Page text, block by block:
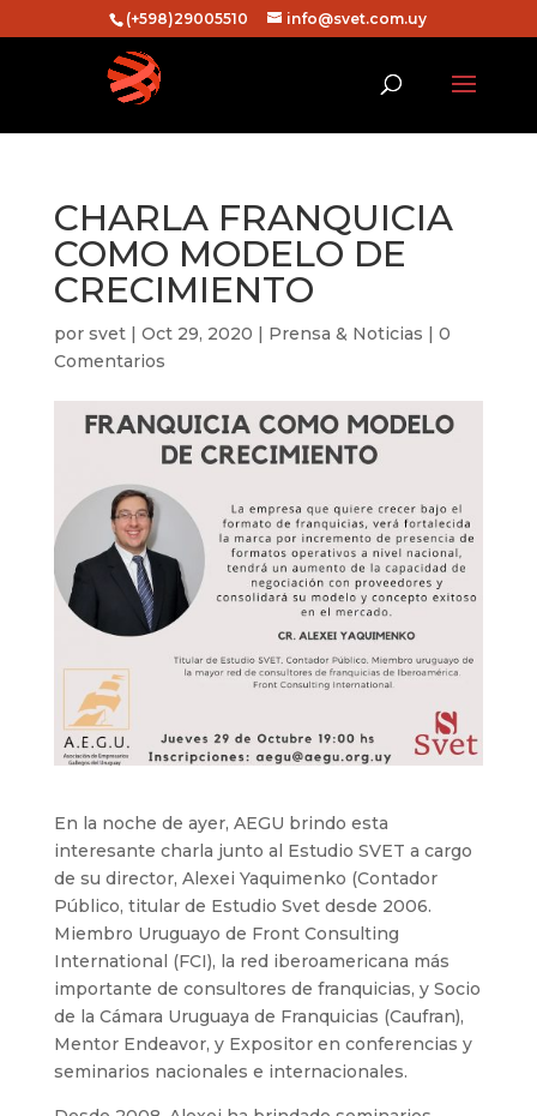
(+598)29005510 info@svet.com.uy
CHARLA FRANQUICIA
COMO MODELO DE
CRECIMIENTO
por svet| Oct 29, 2020 | Prensa & Noticias | 0
Comentarios
En la noche de ayer, AEGU brindo esta
interesante charla junto al Estudio SVET a cargo
de su director, Alexei Yaquimenko (Contador
Público, titular de Estudio Svet desde 2006.
Miembro Uruguayo de Front Consulting
International (FCI), la red iberoamericana más
importante de consultores de franquicias, y Socio
de la Cámara Uruguaya de Franquicias (Caufran),
Mentor Endeavor, y Expositor en conferencias y
seminarios nacionales e internacionales.